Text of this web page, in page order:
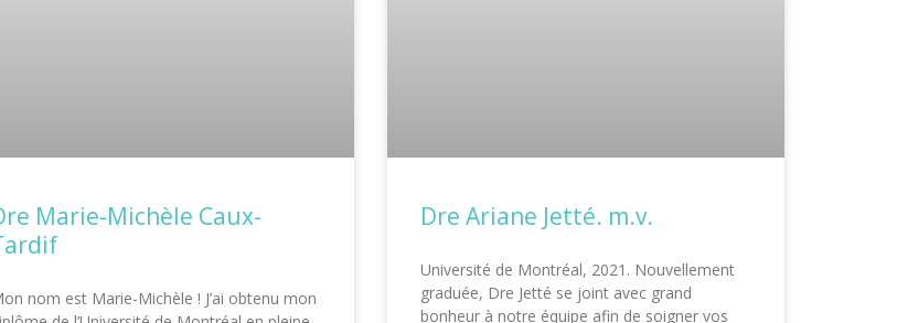
Marie-Michèle Caux-
nom est Marie-Michèle ! J’ai obtenu mon
Dre Ariane Jetté. m.v.
Université de Montréal, 2021. Nouvellement
graduée, Dre Jetté se joint avec grand
bonheur à notre équipe afin de soigner vos